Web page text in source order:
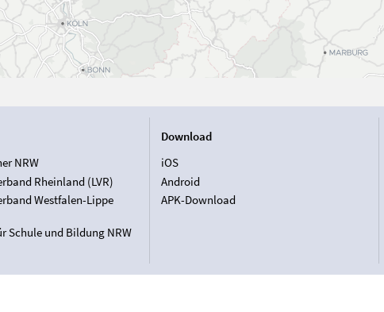
NRW
Rheinland (LVR)
Westfalen-Lippe
Schule und Bildung NRW
Download
iOS
Android
APK-Download